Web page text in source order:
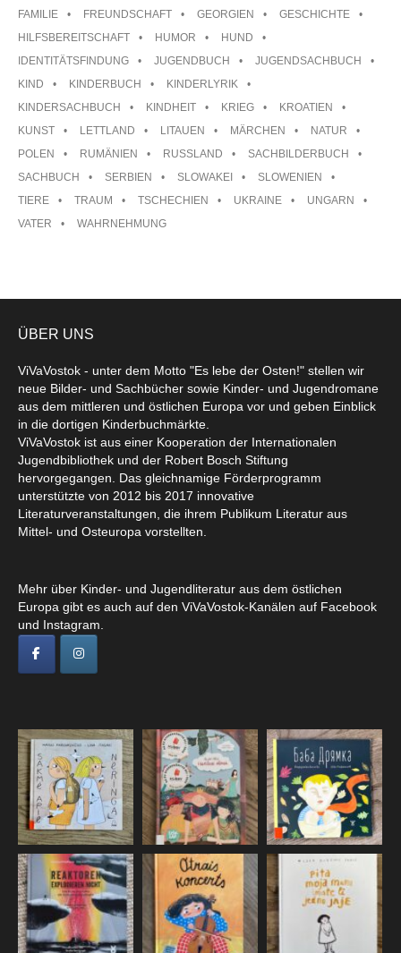
FAMILIE
FREUNDSCHAFT GEORGIEN
GESCHICHTE
HILFSBEREITSCHAFT
HUMOR
HUND
IDENTITÄTSFINDUNG
JUGENDBUCH
JUGENDSACHBUCH
KIND
KINDERBUCH
KINDERLYRIK
KINDERSACHBUCH
KINDHEIT KRIEG
KROATIEN
KUNST
LETTLAND LITAUEN MÄRCHEN
NATUR
POLEN
RUMÄNIEN RUSSLAND
SACHBILDERBUCH
SACHBUCH
SERBIEN SLOWAKEI
SLOWENIEN
TIERE
TRAUM TSCHECHIEN UKRAINE
UNGARN
VATER
WAHRNEHMUNG
ÜBER UNS
ViVaVostok - unter dem Motto "Es lebe der Osten!" stellen wir
neue Bilder- und Sachbücher sowie Kinder- und Jugendromane
aus dem mittleren und östlichen Europa vor und geben Einblick
in die dortigen Kinderbuchmärkte.
ViVaVostok ist aus einer Kooperation der Internationalen
Jugendbibliothek und der Robert Bosch Stiftung
hervorgegangen. Das gleichnamige Förderprogramm
unterstützte von 2012 bis 2017 innovative
Literaturveranstaltungen, die ihrem Publikum Literatur aus
Mittel- und Osteuropa vorstellten.
Mehr über Kinder- und Jugendliteratur aus dem östlichen
Europa gibt es auch auf den ViVaVostok-Kanälen auf Facebook
und Instagram.